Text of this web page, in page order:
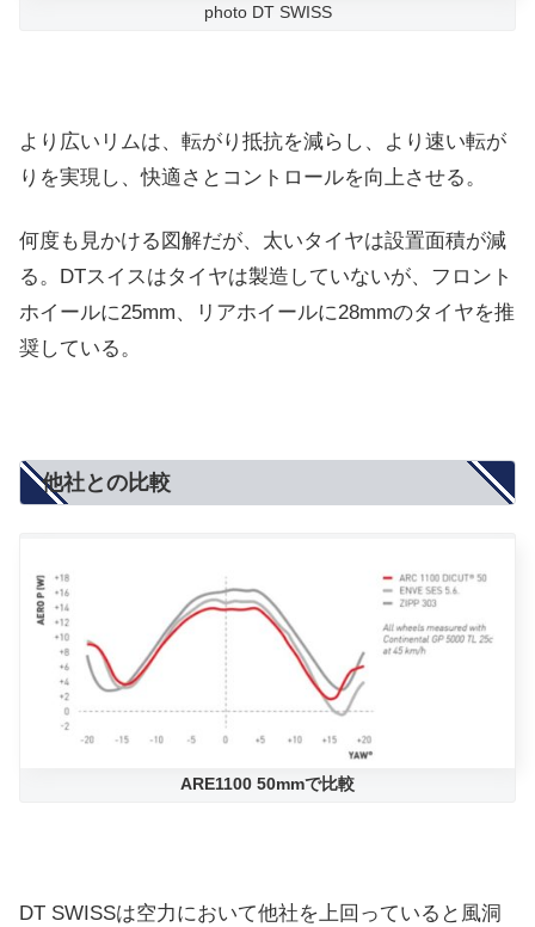
photo DT SWISS
より広いリムは、転がり抵抗を減らし、より速い転が
りを実現し、快適さとコントロールを向上させる。
何度も見かける図解だが、太いタイヤは設置面積が減
る。DTスイスはタイヤは製造していないが、フロント
ホイールに25mm、リアホイールに28mmのタイヤを推
奨している。
他社との比較
ARE1100 50mmで比較
DT SWISSは空力において他社を上回っていると風洞